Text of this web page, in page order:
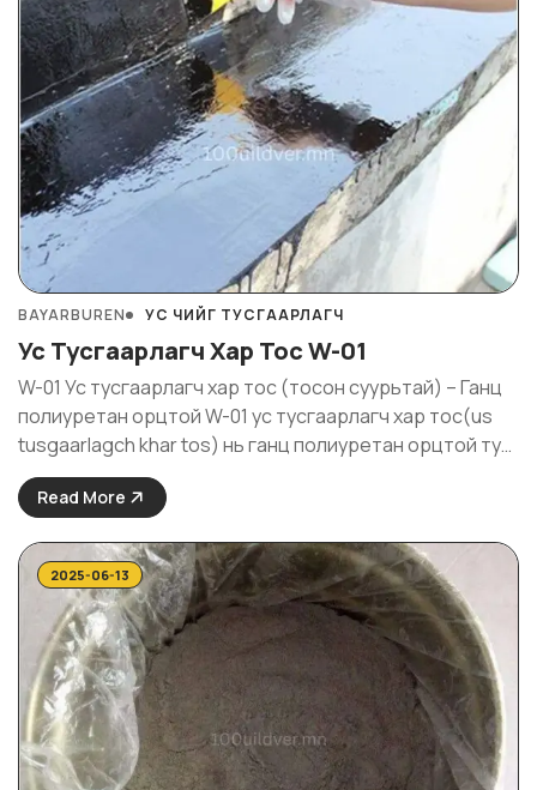
BAYARBUREN УС ЧИЙГ ТУСГААРЛАГЧ
Ус Тусгаарлагч Хар Тос W-01
W-01 Ус тусгаарлагч хар тос (тосон суурьтай) – Ганц
полиуретан орцтой W-01 ус тусгаарлагч хар тос(us
tusgaarlagch khar tos) нь ганц полиуретан орцтой тул
хэрэглэхэд хялбар, найдвартай ус чийг хамгаалалтын
бүрхүүл үүсгэдэг бүтээгдэхүүн юм. W-01 ус тусгаарлагч хар
Read More
2025-06-13